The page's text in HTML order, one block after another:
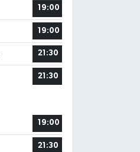
19:00
19:00
21:30
21:30
19:00
21:30